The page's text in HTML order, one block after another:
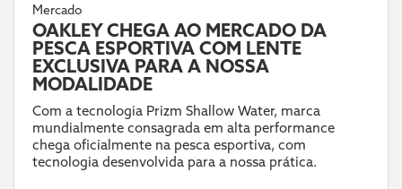
Mercado
OAKLEY CHEGA AO MERCADO DA
PESCA ESPORTIVA COM LENTE
EXCLUSIVA PARA A NOSSA
MODALIDADE
Com a tecnologia Prizm Shallow Water, marca
mundialmente consagrada em alta performance
chega oficialmente na pesca esportiva, com
tecnologia desenvolvida para a nossa prática.